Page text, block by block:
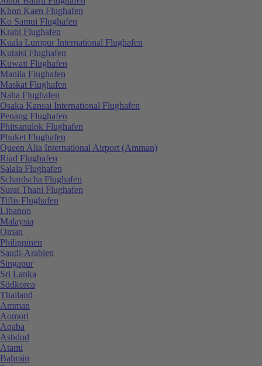
Khon Kaen Flughafen
Ko Samui Flughafen
Krabi Flughafen
Kuala Lumpur International Flughafen
Kutaisi Flughafen
Kuwait Flughafen
Manila Flughafen
Maskat Flughafen
Naha Flughafen
Osaka Kansai International Flughafen
Penang Flughafen
Phitsanulok Flughafen
Phuket Flughafen
Queen Alia International Airport (Amman)
Riad Flughafen
Salala Flughafen
Schardscha Flughafen
Surat Thani Flughafen
Tiflis Flughafen
Libanon
Malaysia
Oman
Philippinen
Saudi-Arabien
Singapur
Sri Lanka
Südkorea
Thailand
Amman
Aomori
Aqaba
Ashdod
Atami
Bahrain